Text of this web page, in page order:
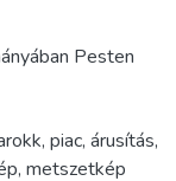
Pesten
, piac, árusítás,
, metszetkép